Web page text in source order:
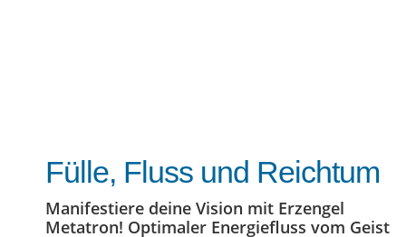
Fülle, Fluss und Reichtum
Manifestiere deine Vision mit Erzengel
Metatron! Optimaler Energiefluss vom Geist